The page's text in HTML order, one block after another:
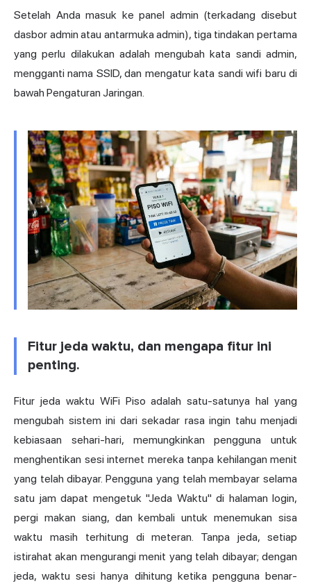
Setelah Anda masuk ke panel admin (terkadang disebut
dasbor admin atau antarmuka admin), tiga tindakan pertama
yang perlu dilakukan adalah mengubah kata sandi admin,
mengganti nama SSID, dan mengatur kata sandi wifi baru di
bawah Pengaturan Jaringan.
Fitur jeda waktu, dan mengapa fitur ini
penting.
Fitur jeda waktu WiFi Piso adalah satu-satunya hal yang
mengubah sistem ini dari sekadar rasa ingin tahu menjadi
kebiasaan sehari-hari, memungkinkan pengguna untuk
menghentikan sesi internet mereka tanpa kehilangan menit
yang telah dibayar. Pengguna yang telah membayar selama
satu jam dapat mengetuk "Jeda Waktu" di halaman login,
pergi makan siang, dan kembali untuk menemukan sisa
waktu masih terhitung di meteran. Tanpa jeda, setiap
istirahat akan mengurangi menit yang telah dibayar; dengan
jeda, waktu sesi hanya dihitung ketika pengguna benar-